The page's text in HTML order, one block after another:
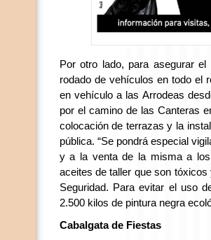
Por otro lado, para asegurar
rodado de vehículos en todo el
en vehículo a las Arrodeas
por el camino de las Canteras
colocación de terrazas y la
pública. “Se pondrá especial
y a la venta de la misma a
aceites de taller que son
Seguridad. Para evitar el uso
2.500 kilos de pintura negra
Cabalgata de Fiestas